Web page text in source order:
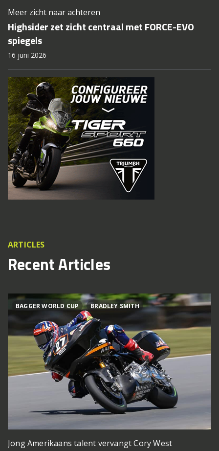
Meer zicht naar achteren
Highsider zet zicht centraal met FORCE-EVO
spiegels
16 juni 2026
ARTICLES
Recent Articles
BAGGER WORLD CUP BRADLEY SMITH
Jong Amerikaans talent vervangt Cory West